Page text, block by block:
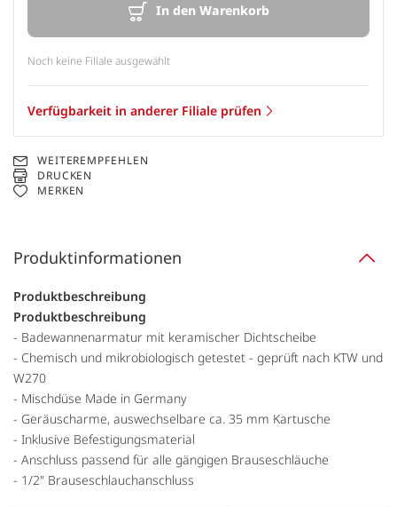
In den Warenkorb
Noch keine Filiale ausgewählt
Verfügbarkeit in anderer Filiale prüfen
WEITEREMPFEHLEN
DRUCKEN
MERKEN
Produktinformationen
Produktbeschreibung
Produktbeschreibung
- Badewannenarmatur mit keramischer Dichtscheibe
- Chemisch und mikrobiologisch getestet - geprüft nach KTW und
W270
- Mischdüse Made in Germany
- Geräuscharme, auswechselbare ca. 35 mm Kartusche
- Inklusive Befestigungsmaterial
- Anschluss passend für alle gängigen Brauseschläuche
- 1/2" Brauseschlauchanschluss